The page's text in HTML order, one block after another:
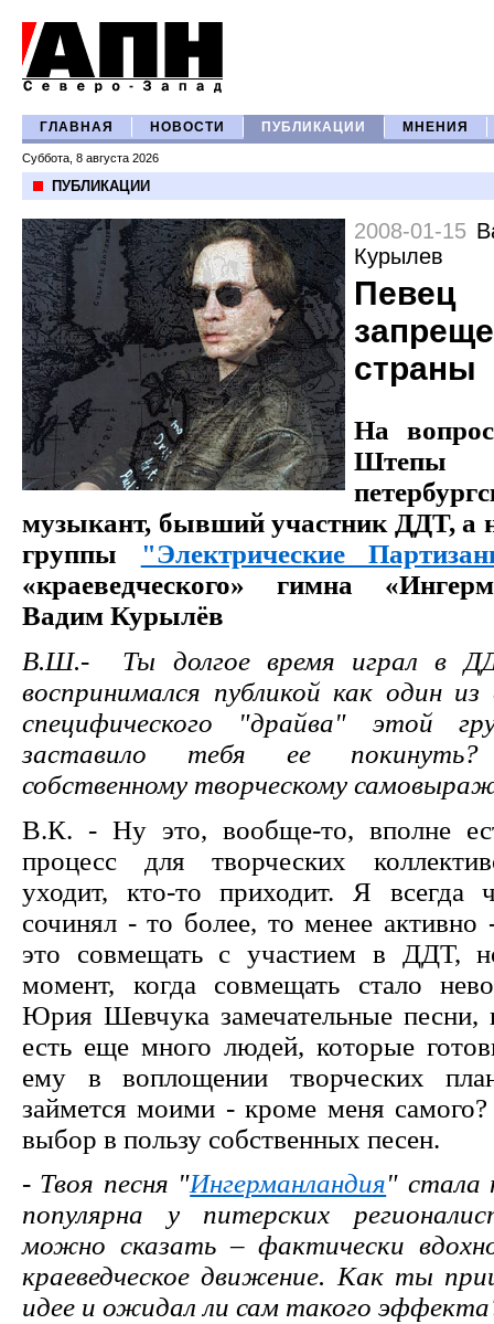
ГЛАВНАЯ НОВОСТИ ПУБЛИКАЦИИ МНЕНИЯ
Суббота, 8 августа 2026
ПУБЛИКАЦИИ
2008-01-15
Курылев
Певец
страны
На
Штепы
музыкант, бывший участник ДДТ, а
группы "Электрические
«краеведческого» гимна
Вадим Курылёв
В.Ш.- Ты долгое время играл в
воспринимался публикой как один из
специфического "драйва" этой
заставило тебя ее
собственному творческому
В.К. - Ну это, вообще-то, вполне
процесс для творческих
уходит, кто-то приходит. Я всегда
сочинял - то более, то менее активно
это совмещать с участием в ДДТ,
момент, когда совмещать стало
Юрия Шевчука замечательные песни,
есть еще много людей, которые
ему в воплощении творческих
займется моими - кроме меня
выбор в пользу собственных песен.
- Твоя песня "Ингерманландия" стала
популярна у питерских
можно сказать – фактически
краеведческое движение. Как ты
идее и ожидал ли сам такого